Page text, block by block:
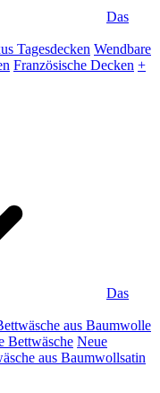
Das
Tagesdecken Wendbare
Französische Decken +
Das
aus Baumwolle
Bettwäsche Neue
aus Baumwollsatin